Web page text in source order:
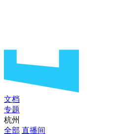
文档
专题
杭州
全部 直播间